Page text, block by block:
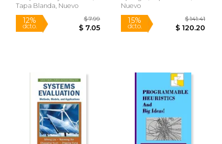
dcto. $ 184.47
15%
dcto.
Tapa Blanda, Nuevo
Nuevo